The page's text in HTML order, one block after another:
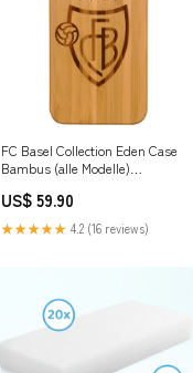
FC Basel Collection Eden Case
Bambus (alle Modelle)
US$ 59.90
★★★★★ 4.2 (16 reviews)